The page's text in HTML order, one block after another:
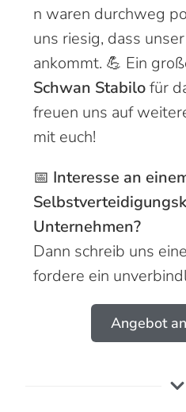
n waren durchweg
uns riesig, dass
ankommt. 💪 Ein
Schwan Stabilofür
freuen uns auf
mit euch!
📅 Interesse an
Unternehmen?
Dann schreib uns
fordere ein
Angebot